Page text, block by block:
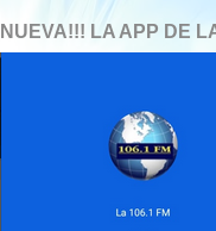
NUEVA!!! LA APP DE